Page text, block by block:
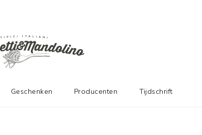
Geschenken Producenten Tijdschrift